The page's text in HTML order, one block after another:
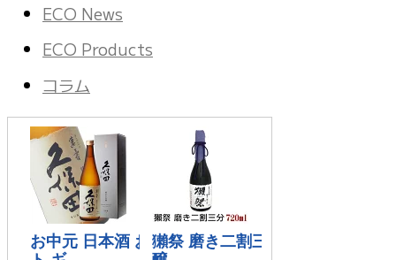
ECO News
ECO Products
コラム